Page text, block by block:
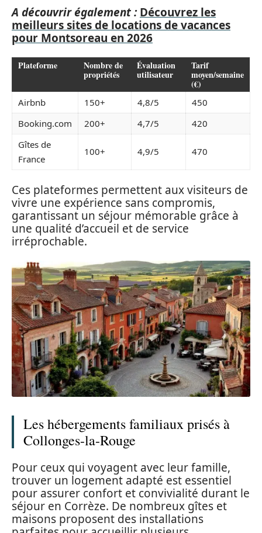
A découvrir également : Découvrez les
meilleurs sites de locations de vacances
pour Montsoreau en 2026
Plateforme Nombre de
propriétés
Évaluation
utilisateur
Tarif
moyen/semaine
(€)
Airbnb 150+ 4,8/5
450
Booking.com
200+ 4,7/5
420
Gîtes de
France
100+ 4,9/5 470
Ces plateformes permettent aux visiteurs de
vivre une expérience sans compromis,
garantissant un séjour mémorable grâce à
une qualité d’accueil et de service
irréprochable.
Les hébergements familiaux prisés à
Collonges-la-Rouge
Pour ceux qui voyagent avec leur famille,
trouver un logement adapté est essentiel
pour assurer confort et convivialité durant le
séjour en Corrèze. De nombreux gîtes et
maisons proposent des installations